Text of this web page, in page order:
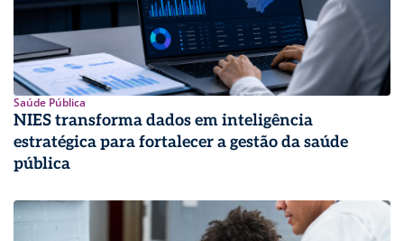
Saúde Pública
NIES transforma dados em inteligência
estratégica para fortalecer a gestão da saúde
pública